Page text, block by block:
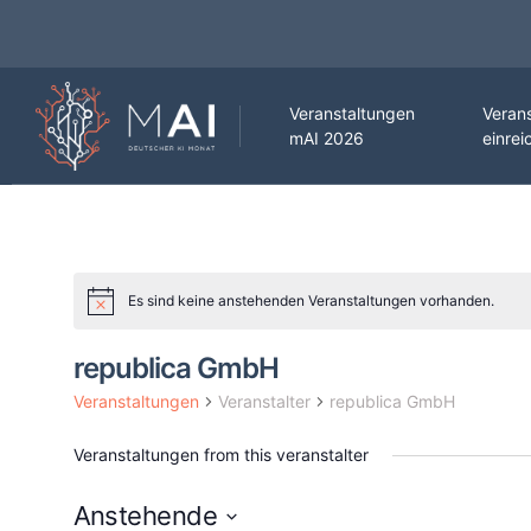
Veranstaltungen
mAI 2026
Es sind keine anstehenden Veranstaltungen vorhanden.
republica GmbH
Veranstaltungen Veranstalter republica GmbH
Veranstaltungen from this veranstalter
Anstehende